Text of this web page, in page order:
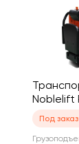
Noblelift
Под заказ